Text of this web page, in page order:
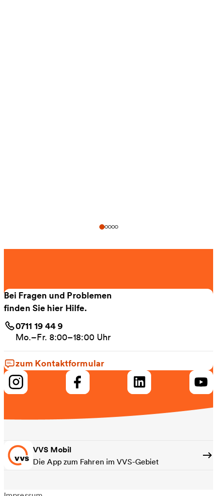
Bei Fragen und Problemen
finden Sie hier Hilfe.
0711 19 44 9
Mo.–Fr. 8:00–18:00 Uhr
zum Kontaktformular
VVS Mobil
Die App zum Fahren im VVS-Gebiet